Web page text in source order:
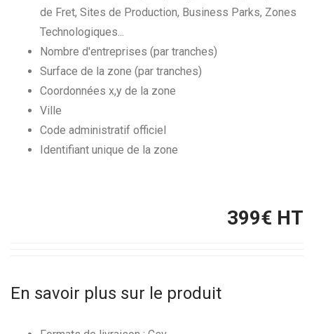
de Fret, Sites de Production, Business Parks, Zones
Technologiques...
Nombre d'entreprises (par tranches)
Surface de la zone (par tranches)
Coordonnées x,y de la zone
Ville
Code administratif officiel
Identifiant unique de la zone
399€ HT
En savoir plus sur le produit